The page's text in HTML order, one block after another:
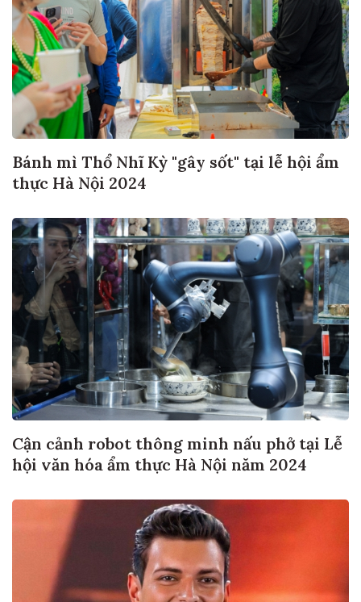
Bánh mì Thổ Nhĩ Kỳ "gây sốt" tại lễ hội ẩm
thực Hà Nội 2024
Cận cảnh robot thông minh nấu phở tại Lễ
hội văn hóa ẩm thực Hà Nội năm 2024